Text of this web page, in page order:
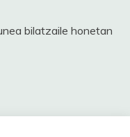
bilatzaile honetan